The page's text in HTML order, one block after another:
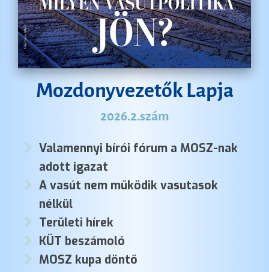
Mozdonyvezetők Lapja
2026.2.szám
Valamennyi bírói fórum a MOSZ-nak
adott igazat
A vasút nem működik vasutasok
nélkül
Területi hírek
KÜT beszámoló
MOSZ kupa döntő